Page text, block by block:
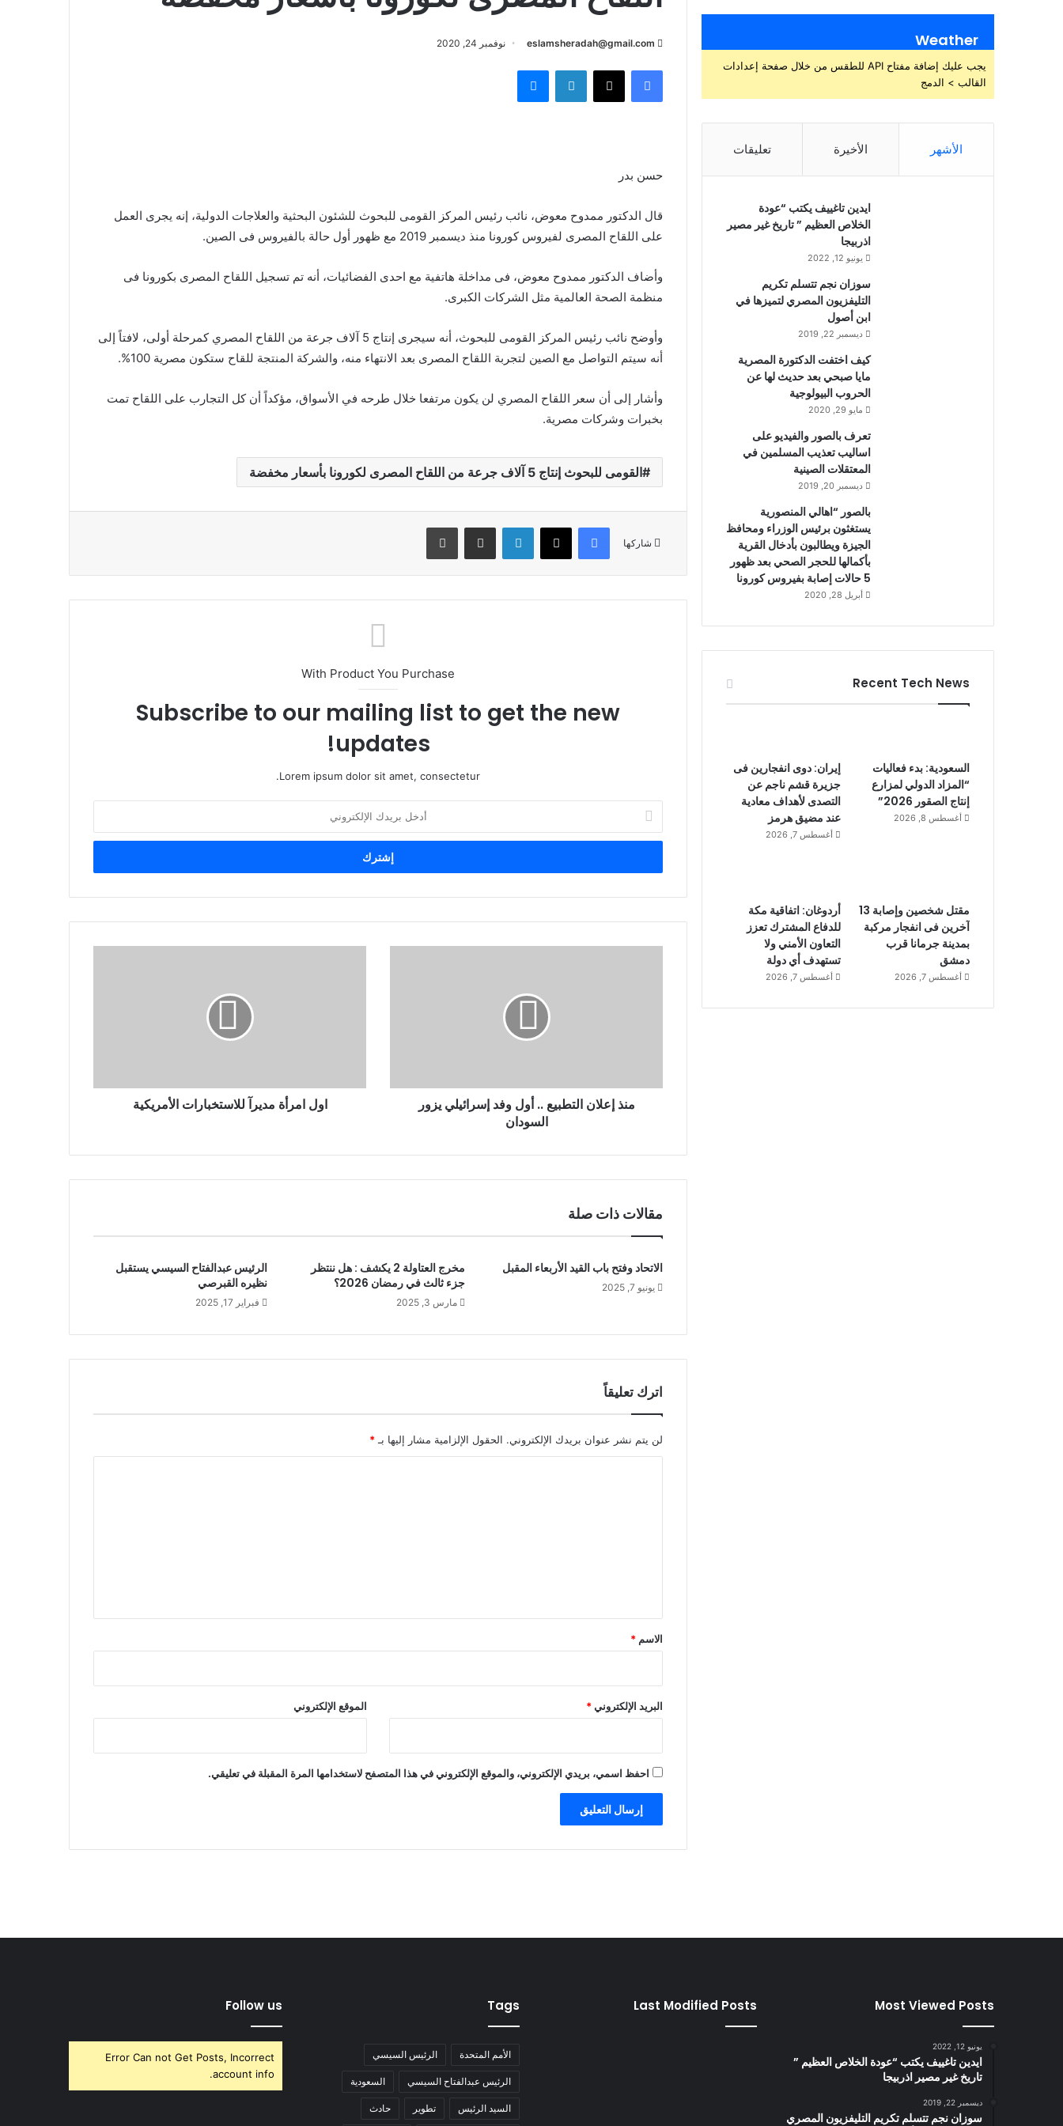
eslamsheradah@gmail.com نوفمبر 24, 2020
فيسبوك لينكدإن
حسن بدر
قال الدكتور ممدوح معوض، نائب رئيس المركز القومى للبحوث للشئون البحثية والعلاجات الدولية، إنه يجرى العمل
على اللقاح المصرى لفيروس كورونا منذ ديسمبر 2019 مع ظهور أول حالة بالفيروس فى الصين.
وأضاف الدكتور ممدوح معوض، فى مداخلة هاتفية مع احدى الفضائيات، أنه تم تسجيل اللقاح المصرى بكورونا فى
منظمة الصحة العالمية مثل الشركات الكبرى.
وأوضح نائب رئيس المركز القومى للبحوث، أنه سيجرى إنتاج 5 آلاف جرعة من اللقاح المصري كمرحلة أولى، لافتاً إلى
أنه سيتم التواصل مع الصين لتجربة اللقاح المصرى بعد الانتهاء منه، والشركة المنتجة للقاح ستكون مصرية 100%.
وأشار إلى أن سعر اللقاح المصري لن يكون مرتفعا خلال طرحه في الأسواق، مؤكداً أن كل التجارب على اللقاح تمت
بخبرات وشركات مصرية.
القومى للبحوث إنتاج 5 آلاف جرعة من اللقاح المصرى لكورونا بأسعار مخفضة
شاركها
فيسبوك لينكدإن
With Product You Purchase
Subscribe to our mailing list to get the new
updates!
Lorem ipsum dolor sit amet, consectetur.
خ
ب
د
ن
منذ إعلان التطبيع .. أول وفد إسرائيلي يزور
السودان
اول امرأة مديرآ للاستخبارات الأمريكية
مقالات ذات صلة
الاتحاد وفتح باب القيد الأربعاء المقبل
يونيو 7, 2025
مخرج العتاولة 2 يكشف : هل ننتظر
جزء ثالث في رمضان 2026؟
مارس 3, 2025
الرئيس عبدالفتاح السيسي يستقبل
نظيره القبرصي
فبراير 17, 2025
اترك تعليقاً
لن يتم نشر عنوان بريدك الإلكتروني. الحقول الإلزامية مشار إليها بـ *
*
الاسم *
البريد الإلكتروني* الموقع الإلكتروني
احفظ اسمي، بريدي الإلكتروني، والموقع الإلكتروني في هذا المتصفح لاستخدامها المرة المقبلة في تعليقي.
Weather
يجب عليك إضافة مفتاح API للطقس من خلال صفحة إعدادات
القالب > الدمج
الأشهر الأخيرة تعليقات
ايدين تاغييف يكتب “عودة
الخلاص العظيم ” تاريخ غير مصير
اذربيجا
يونيو 12, 2022
سوزان نجم تتسلم تكريم
التليفزيون المصري لتميزها في
ابن أصول
ديسمبر 22, 2019
كيف اختفت الدكتورة المصرية
مايا صبحي بعد حديث لها عن
الحروب البيولوجية
مايو 29, 2020
تعرف بالصور والفيديو على
اساليب تعذيب المسلمين في
المعتقلات الصينية
ديسمبر 20, 2019
بالصور “اهالي المنصورية
يستغثون برئيس الوزراء ومحافظ
الجيزة ويطالبون بأدخال القرية
بأكمالها للحجر الصحي بعد ظهور
5 حالات إصابة بفيروس كورونا
أبريل 28, 2020
Recent Tech News
السعودية: بدء فعاليات
“المزاد الدولي لمزارع
إنتاج الصقور 2026”
أغسطس 8, 2026
إيران: دوى انفجارين فى
جزيرة قشم ناجم عن
التصدى لأهداف معادية
عند مضيق هرمز
أغسطس 7, 2026
مقتل شخصين وإصابة 13
آخرين فى انفجار مركبة
بمدينة جرمانا قرب
دمشق
أغسطس 7, 2026
أردوغان: اتفاقية مكة
للدفاع المشترك تعزز
التعاون الأمني ولا
تستهدف أي دولة
أغسطس 7, 2026
Most Viewed Posts
يونيو 12, 2022
ايدين تاغييف يكتب “عودة الخلاص العظيم ”
تاريخ غير مصير اذربيجا
ديسمبر 22, 2019
سوزان نجم تتسلم تكريم التليفزيون المصري
Last Modified Posts
Tags
الأمم المتحدة الرئيس السيسي
الرئيس عبدالفتاح السيسي السعودية
السيد الرئيس تطوير حادث
Follow us
Error Can not Get Posts, Incorrect
account info.